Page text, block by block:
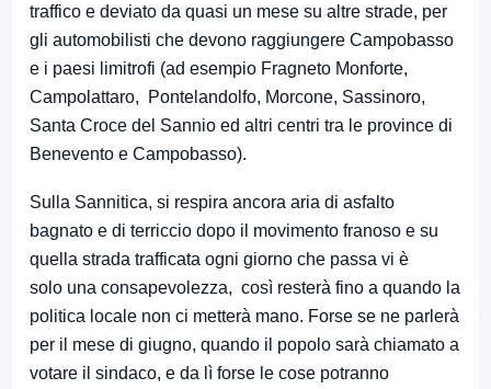
traffico e deviato da quasi un mese su altre strade, per
gli automobilisti che devono raggiungere Campobasso
e i paesi limitrofi (ad esempio Fragneto Monforte,
Campolattaro, Pontelandolfo, Morcone, Sassinoro,
Santa Croce del Sannio ed altri centri tra le province di
Benevento e Campobasso).
Sulla Sannitica, si respira ancora aria di asfalto
bagnato e di terriccio dopo il movimento franoso e su
quella strada trafficata ogni giorno che passa vi è
solo una consapevolezza, così resterà fino a quando la
politica locale non ci metterà mano. Forse se ne parlerà
per il mese di giugno, quando il popolo sarà chiamato a
votare il sindaco, e da lì forse le cose potranno